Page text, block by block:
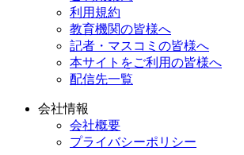
利用規約
教育機関の皆様へ
記者・マスコミの皆様へ
本サイトをご利用の皆様へ
配信先一覧
会社情報
会社概要
プライバシーポリシー